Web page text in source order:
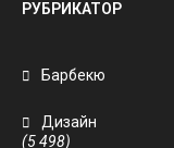
РУБРИКАТОР
Барбекю
Дизайн
(5 498)